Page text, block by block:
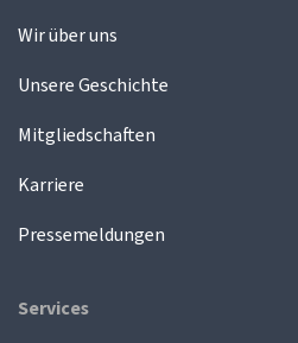
Wir über uns
Unsere Geschichte
Mitgliedschaften
Karriere
Pressemeldungen
Services